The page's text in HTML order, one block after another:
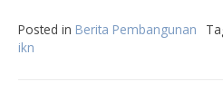
Posted in Berita Pembangunan
ikn